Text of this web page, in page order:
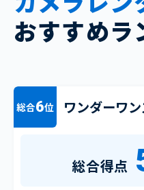
おすすめラ
総合6位 ワンダーワ
総合得点